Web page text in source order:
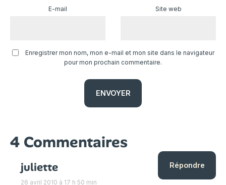
E-mail Site web
Enregistrer mon nom, mon e-mail et mon site dans le navigateur
pour mon prochain commentaire.
4 Commentaires
juliette
26 avril 2010 à 17 h 50 min
Répondre